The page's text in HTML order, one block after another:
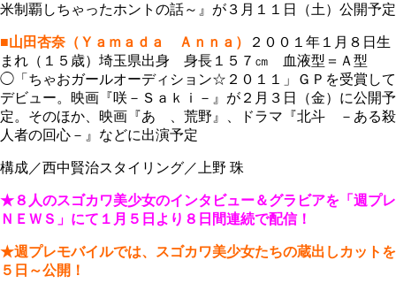
米制覇しちゃったホントの話～』が３月１１日（土）公開予定
■山田杏奈（Ｙａｍａｄａ Ａｎｎａ）
２００１年１月８日生
まれ（１５歳）埼玉県出身 身長１５７㎝ 血液型＝Ａ型
◯「ちゃおガールオーディション☆２０１１」ＧＰを受賞して
デビュー。映画『咲－Ｓａｋｉ－』が２月３日（金）に公開予
定。そのほか、映画『あゝ、荒野』、ドラマ『北斗 －ある殺
人者の回心－』などに出演予定
構成／西中賢治スタイリング／上野 珠
★８人のスゴカワ美少女のインタビュー＆グラビアを「週プレ
ＮＥＷＳ」にて１月５日より８日間連続で配信！
★週プレモバイルでは、スゴカワ美少女たちの蔵出しカットを
５日～公開！